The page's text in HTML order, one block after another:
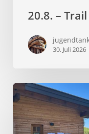
20.8. –
30. Juli 2026
Sommer,
Sonne,
Sonnenliegen